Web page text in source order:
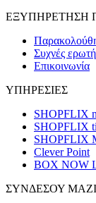
ΕΞΥΠΗΡΕΤΗΣΗ
Συχνές
Επικοινωνία
ΥΠΗΡΕΣΙΕΣ
SHOPFLIX
SHOPFLIX
Clever Point
BOX NOW
ΣΥΝΔΕΣΟΥ